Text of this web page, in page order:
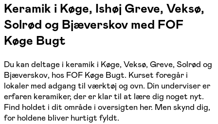
Keramik i Køge, Ishøj Greve, Veksø,
Solrød og Bjæverskov med FOF
Køge Bugt
Du kan deltage i keramik i Køge, Veksø, Greve, Solrød og
Bjæverskov, hos FOF Køge Bugt. Kurset foregår i
lokaler med adgang til værktøj og ovn. Din underviser er
erfaren keramiker, der er klar til at lære dig noget nyt.
Find holdet i dit område i oversigten her. Men skynd dig,
for holdene bliver hurtigt fyldt.